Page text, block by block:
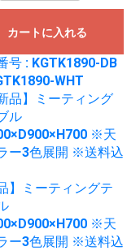
カートに入れる
号 : KGTK1890-DB
WHT
】ミーティングテ
※天
ー3色展開 ※送料込